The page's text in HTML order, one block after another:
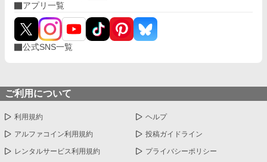
アプリ一覧
公式SNS一覧
ご利用について
利用規約 ヘルプ
アルファコイン利用規約 投稿ガイドライン
レンタルサービス利用規約 プライバシーポリシー